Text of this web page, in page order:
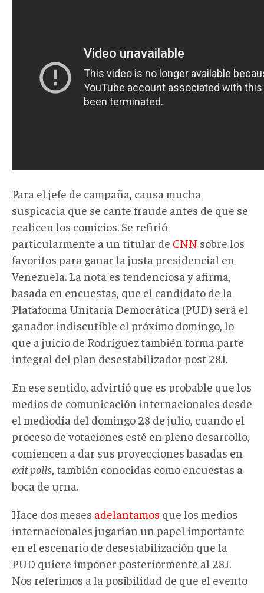
Para el jefe de campaña, causa mucha
suspicacia que se cante fraude antes de que se
realicen los comicios. Se refirió
particularmente a un titular de CNN sobre los
favoritos para ganar la justa presidencial en
Venezuela. La nota es tendenciosa y afirma,
basada en encuestas, que el candidato de la
Plataforma Unitaria Democrática (PUD) será el
ganador indiscutible el próximo domingo, lo
que a juicio de Rodrígueztambién forma parte
integral del plan desestabilizador post 28J.
En ese sentido, advirtió que es probable que los
medios de comunicación internacionales desde
el mediodía del domingo 28 de julio, cuando el
proceso de votaciones esté en pleno desarrollo,
comiencen a dar sus proyecciones basadas en
exit polls , también conocidas como encuestas a
boca de urna.
Hace dos meses adelantamos que los medios
internacionales jugarían un papel importante
en el escenario de desestabilización que la
PUD quiere imponer posteriormente al 28J.
Nos referimos a la posibilidad de que el evento